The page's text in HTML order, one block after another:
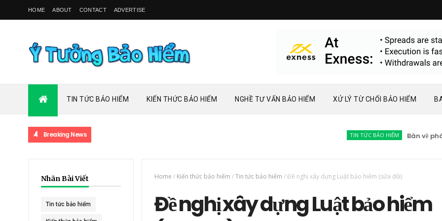
HOME ABOUT CONTACT ADVERTISE
TIN TỨC BẢO HIỂM KIẾN THỨC BẢO HIỂM NGHỀ TƯ VẤN BẢO HIỂM XỬ LÝ TỪ CHỐI BẢO HIỂM
Breaking News TIN TỨC BẢO HIỂM Bàn về phát
Nhãn Bài Viết
Tin tức bảo hiểm
Home / Kiến thức bảo hiểm /Tin tức bảo hiểm /Đề nghị xây dựng Luật bảo hiểm (sửa đổi)
Đề nghị xây dựng Luật bảo hiểm